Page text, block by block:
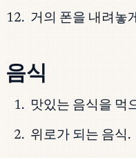
거의 폰을 내려놓
음식
맛있는 음식을 먹
위로가 되는 음식.